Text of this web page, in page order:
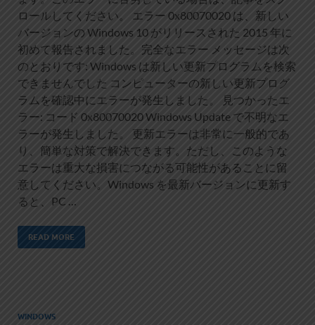
ロールしてください。 エラー 0x80070020 は、新しい
バージョンの Windows 10 がリリースされた 2015 年に
初めて報告されました。完全なエラー メッセージは次
のとおりです: Windows は新しい更新プログラムを検索
できませんでした コンピューターの新しい更新プログ
ラムを確認中にエラーが発生しました。 見つかったエ
ラー: コード 0x80070020 Windows Update で不明なエ
ラーが発生しました。 更新エラーは非常に一般的であ
り、簡単な対策で解決できます。ただし、このような
エラーは重大な損害につながる可能性があることに留
意してください。Windows を最新バージョンに更新す
ると、PC …
READ MORE
WINDOWS